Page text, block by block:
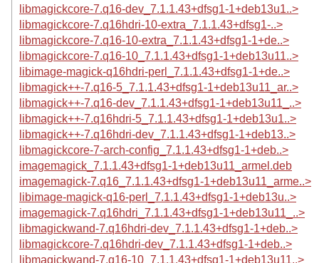
libmagickcore-7.q16-dev_7.1.1.43+dfsg1-1+deb13u1..>
libmagickcore-7.q16hdri-10-extra_7.1.1.43+dfsg1-..>
libmagickcore-7.q16-10-extra_7.1.1.43+dfsg1-1+de..>
libmagickcore-7.q16-10_7.1.1.43+dfsg1-1+deb13u11..>
libimage-magick-q16hdri-perl_7.1.1.43+dfsg1-1+de..>
libmagick++-7.q16-5_7.1.1.43+dfsg1-1+deb13u11_ar..>
libmagick++-7.q16-dev_7.1.1.43+dfsg1-1+deb13u11_..>
libmagick++-7.q16hdri-5_7.1.1.43+dfsg1-1+deb13u1..>
libmagick++-7.q16hdri-dev_7.1.1.43+dfsg1-1+deb13..>
libmagickcore-7-arch-config_7.1.1.43+dfsg1-1+deb..>
imagemagick_7.1.1.43+dfsg1-1+deb13u11_armel.deb
imagemagick-7.q16_7.1.1.43+dfsg1-1+deb13u11_arme..>
libimage-magick-q16-perl_7.1.1.43+dfsg1-1+deb13u..>
imagemagick-7.q16hdri_7.1.1.43+dfsg1-1+deb13u11_..>
libmagickwand-7.q16hdri-dev_7.1.1.43+dfsg1-1+deb..>
libmagickcore-7.q16hdri-dev_7.1.1.43+dfsg1-1+deb..>
libmagickwand-7.q16-10_7.1.1.43+dfsg1-1+deb13u11..>